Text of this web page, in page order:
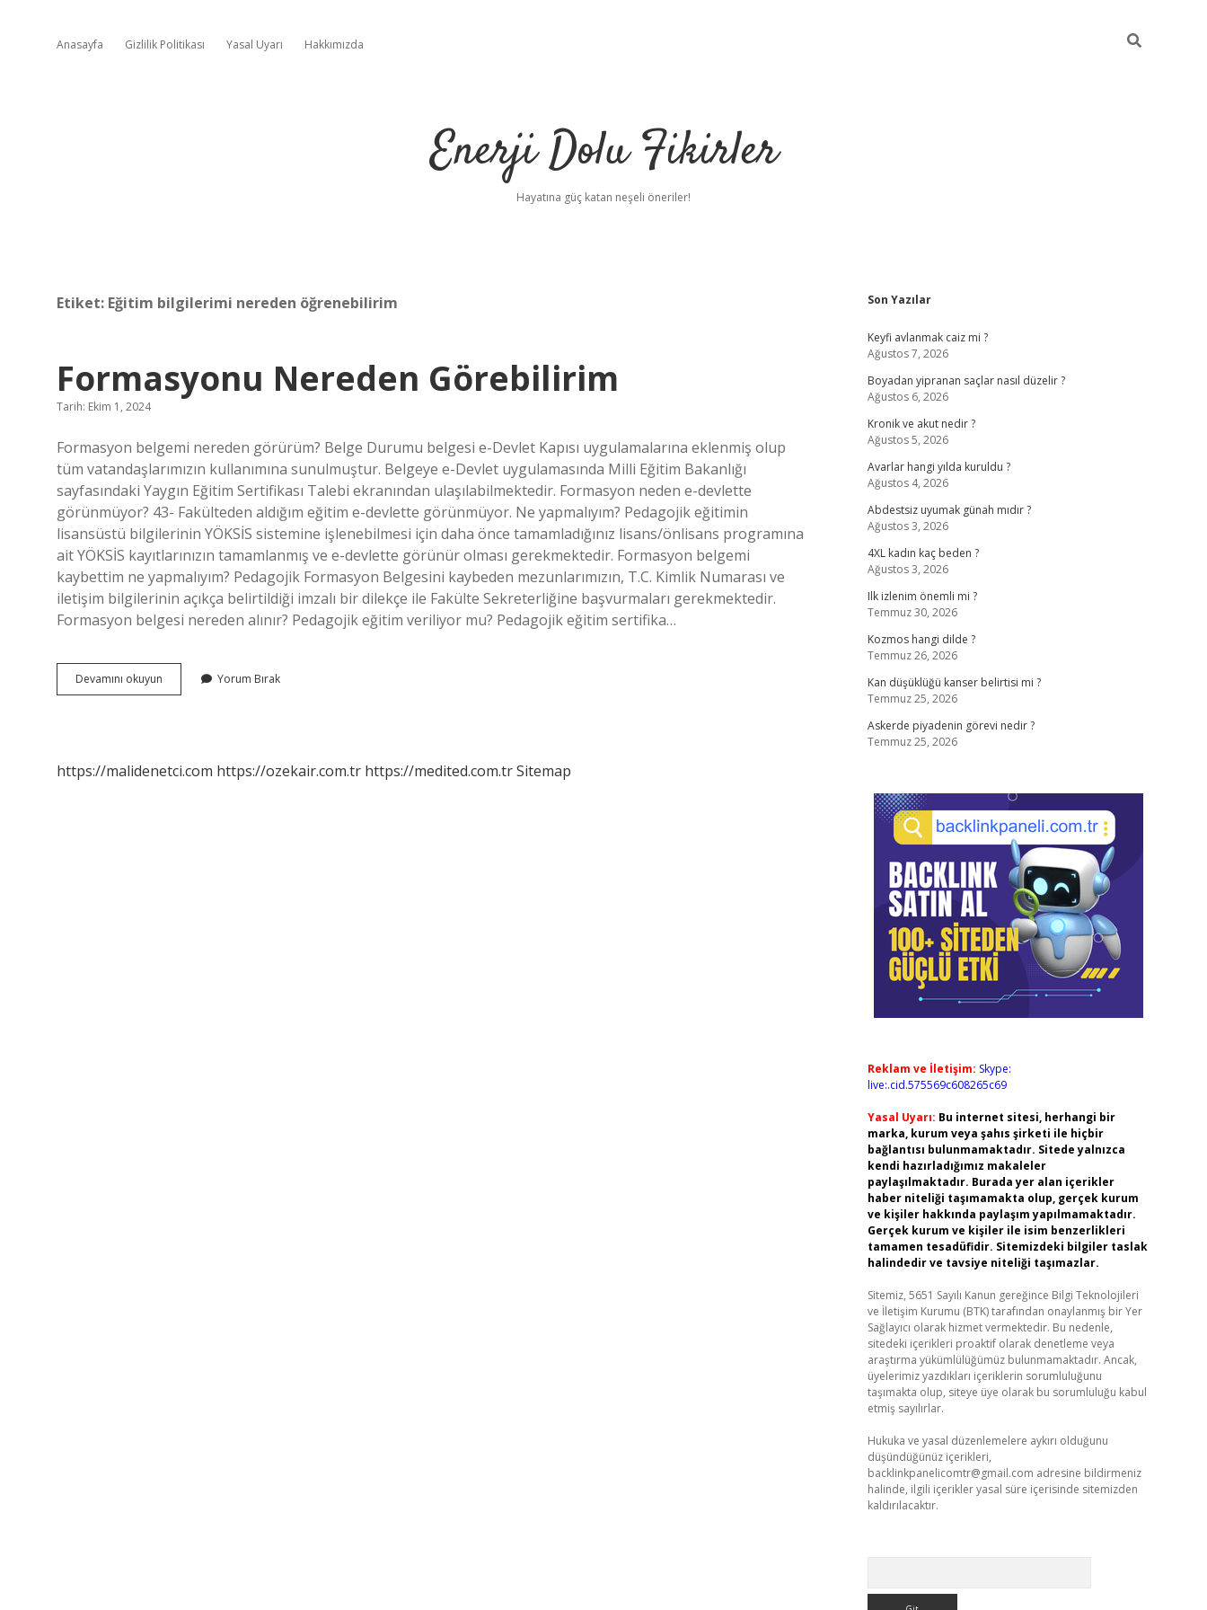
Anasayfa Gizlilik Politikası Yasal Uyarı Hakkımızda
Enerji Dolu Fikirler
Hayatına güç katan neşeli öneriler!
Etiket: Eğitim bilgilerimi nereden öğrenebilirim
Formasyonu Nereden Görebilirim
Tarih: Ekim 1, 2024
Formasyon belgemi nereden görürüm? Belge Durumu belgesi e-Devlet Kapısı uygulamalarına eklenmiş olup
tüm vatandaşlarımızın kullanımına sunulmuştur. Belgeye e-Devlet uygulamasında Milli Eğitim Bakanlığı
sayfasındaki Yaygın Eğitim Sertifikası Talebi ekranından ulaşılabilmektedir. Formasyon neden e-devlette
görünmüyor? 43- Fakülteden aldığım eğitim e-devlette görünmüyor. Ne yapmalıyım? Pedagojik eğitimin
lisansüstü bilgilerinin YÖKSİS sistemine işlenebilmesi için daha önce tamamladığınız lisans/önlisans programına
ait YÖKSİS kayıtlarınızın tamamlanmış ve e-devlette görünür olması gerekmektedir. Formasyon belgemi
kaybettim ne yapmalıyım? Pedagojik Formasyon Belgesini kaybeden mezunlarımızın, T.C. Kimlik Numarası ve
iletişim bilgilerinin açıkça belirtildiği imzalı bir dilekçe ile Fakülte Sekreterliğine başvurmaları gerekmektedir.
Formasyon belgesi nereden alınır? Pedagojik eğitim veriliyor mu? Pedagojik eğitim sertifika…
Devamını okuyun Formasyonu
Nereden
Yorum Bırak
https://malidenetci.com https://ozekair.com.tr https://medited.com.trSitemap
Sidebar
Son Yazılar
Keyfi avlanmak caiz mi ?
Ağustos 7, 2026
Boyadan yipranan saçlar nasıl düzelir ?
Ağustos 6, 2026
Kronik ve akut nedir ?
Ağustos 5, 2026
Avarlar hangi yılda kuruldu ?
Ağustos 4, 2026
Abdestsiz uyumak günah mıdır ?
Ağustos 3, 2026
4XL kadın kaç beden ?
Ağustos 3, 2026
Ilk izlenim önemli mi ?
Temmuz 30, 2026
Kozmos hangi dilde ?
Temmuz 26, 2026
Kan düşüklüğü kanser belirtisi mi ?
Temmuz 25, 2026
Askerde piyadenin görevi nedir ?
Temmuz 25, 2026
Reklam ve İletişim: Skype:
live:.cid.575569c608265c69
Yasal Uyarı: Bu internet sitesi, herhangi bir
marka, kurum veya şahıs şirketi ile hiçbir
bağlantısı bulunmamaktadır. Sitede yalnızca
kendi hazırladığımız makaleler
paylaşılmaktadır. Burada yer alan içerikler
haber niteliği taşımamakta olup, gerçek kurum
ve kişiler hakkında paylaşım yapılmamaktadır.
Gerçek kurum ve kişiler ile isim benzerlikleri
tamamen tesadüfidir. Sitemizdeki bilgiler taslak
halindedir ve tavsiye niteliği taşımazlar.
Sitemiz, 5651 Sayılı Kanun gereğince Bilgi Teknolojileri
ve İletişim Kurumu (BTK) tarafından onaylanmış bir Yer
Sağlayıcı olarak hizmet vermektedir. Bu nedenle,
sitedeki içerikleri proaktif olarak denetleme veya
araştırma yükümlülüğümüz bulunmamaktadır. Ancak,
üyelerimiz yazdıkları içeriklerin sorumluluğunu
taşımakta olup, siteye üye olarak bu sorumluluğu kabul
etmiş sayılırlar.
Hukuka ve yasal düzenlemelere aykırı olduğunu
düşündüğünüz içerikleri,
backlinkpanelicomtr@gmail.com adresine bildirmeniz
halinde, ilgili içerikler yasal süre içerisinde sitemizden
kaldırılacaktır.